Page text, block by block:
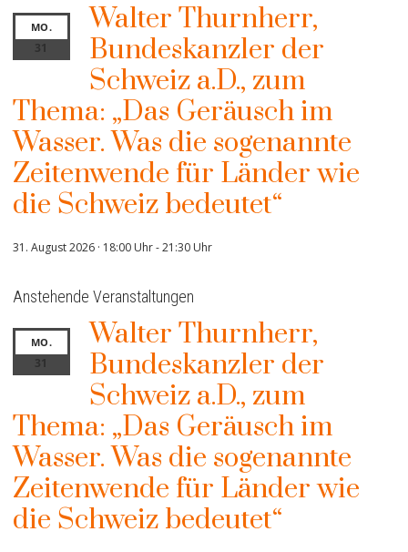
MO.
31
Walter Thurnherr,
Bundeskanzler der
Schweiz a.D., zum
Thema: „Das Geräusch im
Wasser. Was die sogenannte
Zeitenwende für Länder wie
die Schweiz bedeutet“
31. August 2026 · 18:00 Uhr-21:30 Uhr
Anstehende Veranstaltungen
MO.
31
Walter Thurnherr,
Bundeskanzler der
Schweiz a.D., zum
Thema: „Das Geräusch im
Wasser. Was die sogenannte
Zeitenwende für Länder wie
die Schweiz bedeutet“